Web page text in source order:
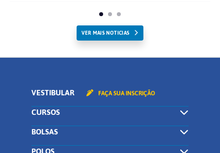
VER MAIS NOTICIAS
VESTIBULAR FAÇA SUA INSCRIÇÃO
CURSOS
BOLSAS